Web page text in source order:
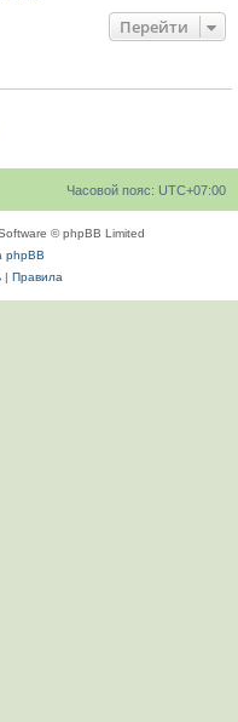
Перейти
Часовой пояс: UTC+07:00
© phpBB Limited
phpBB
| Правила